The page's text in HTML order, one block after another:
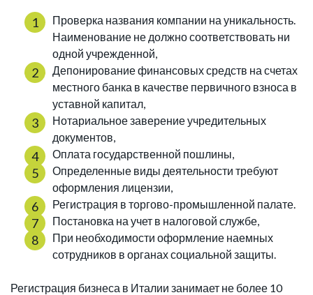
Проверка названия компании на уникальность.
Наименование не должно соответствовать ни
одной учрежденной,
Депонирование финансовых средств на счетах
местного банка в качестве первичного взноса в
уставной капитал,
Нотариальное заверение учредительных
документов,
Оплата государственной пошлины,
Определенные виды деятельности требуют
оформления лицензии,
Регистрация в торгово-промышленной палате.
Постановка на учет в налоговой службе,
При необходимости оформление наемных
сотрудников в органах социальной защиты.
Регистрация бизнеса в Италии занимает не более 10